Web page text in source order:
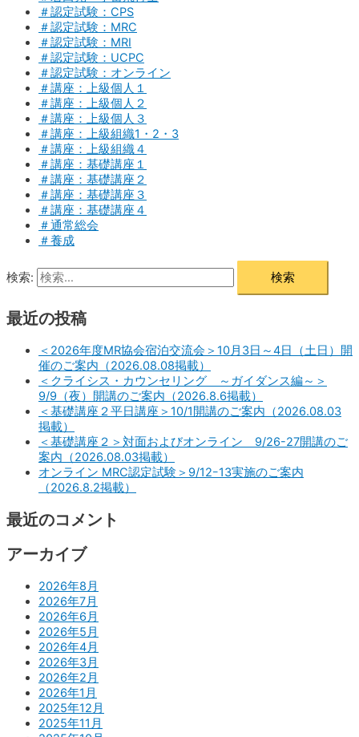
＃認定試験：CPS
＃認定試験：MRC
＃認定試験：MRI
＃認定試験：UCPC
＃認定試験：オンライン
＃講座：上級個人１
＃講座：上級個人２
＃講座：上級個人３
＃講座：上級組織1・2・3
＃講座：上級組織４
＃講座：基礎講座１
＃講座：基礎講座２
＃講座：基礎講座３
＃講座：基礎講座４
＃通常総会
＃養成
検索:
最近の投稿
＜2026年度MR協会宿泊交流会＞10月3日～4日（土日）開
催のご案内（2026.08.08掲載）
＜クライシス・カウンセリング ～ガイダンス編～＞
9/9（夜）開講のご案内（2026.8.6掲載）
＜基礎講座２平日講座＞10/1開講のご案内（2026.08.03
掲載）
＜基礎講座２＞対面およびオンライン 9/26-27開講のご
案内（2026.08.03掲載）
オンライン MRC認定試験＞9/12ｰ13実施のご案内
（2026.8.2掲載）
最近のコメント
アーカイブ
2026年8月
2026年7月
2026年6月
2026年5月
2026年4月
2026年3月
2026年2月
2026年1月
2025年12月
2025年11月